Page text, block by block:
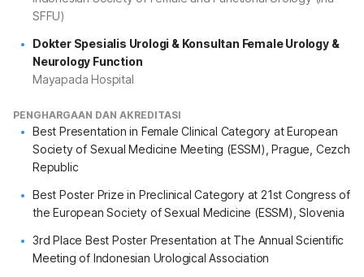
SFFU)
Dokter Spesialis Urologi & Konsultan Female Urology &
Neurology Function
Mayapada Hospital
PENGHARGAAN DAN AKREDITASI
Best Presentation in Female Clinical Category at European
Society of Sexual Medicine Meeting (ESSM), Prague, Cezch
Republic
Best Poster Prize in Preclinical Category at 21st Congress of
the European Society of Sexual Medicine (ESSM), Slovenia
3rd Place Best Poster Presentation at The Annual Scientific
Meeting of Indonesian Urological Association